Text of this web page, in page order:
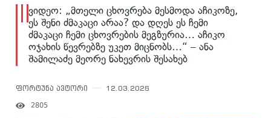
ვიდეო: „მთელი ცხოვრება მესმოდა აჩიკოზე,
ეს შენი ძმაკაცი არაა? და დღეს ეს ჩემი
ძმაკაცი ჩემი ცხოვრების მეგზურია… აჩიკო
ოჯახის წევრებზე უკეთ მიცნობს…“ – ანა
შამილაძე მეორე ნახევრის შესახებ
ფორტუნა ავტორი 12.03.2026
2805